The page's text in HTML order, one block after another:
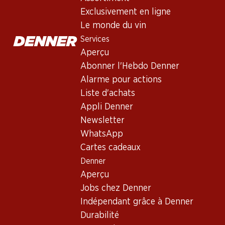
Exclusivement en ligne
Le monde du vin
Services
Aperçu
Abonner l'Hebdo Denner
Alarme pour actions
Liste d'achats
Appli Denner
Newsletter
WhatsApp
Cartes cadeaux
Denner
Aperçu
Jobs chez Denner
Indépendant grâce à Denner
Durabilité
Bon à savoir
Vin rouge_old
Température de dégustation
Empreinte carbone